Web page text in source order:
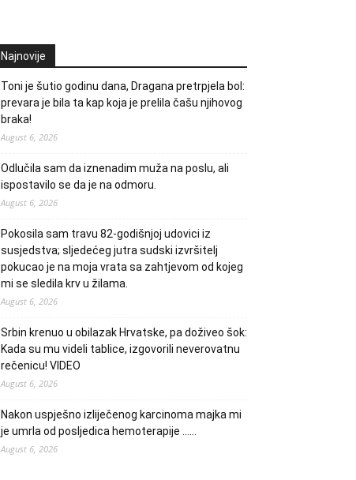
Najnovije
Toni je šutio godinu dana, Dragana pretrpjela bol:
prevara je bila ta kap koja je prelila čašu njihovog
braka!
August 6, 2026
Odlučila sam da iznenadim muža na poslu, ali
ispostavilo se da je na odmoru.
August 6, 2026
Pokosila sam travu 82-godišnjoj udovici iz
susjedstva; sljedećeg jutra sudski izvršitelj
pokucao je na moja vrata sa zahtjevom od kojeg
mi se sledila krv u žilama.
August 6, 2026
Srbin krenuo u obilazak Hrvatske, pa doživeo šok:
Kada su mu videli tablice, izgovorili neverovatnu
rečenicu! VIDEO
August 6, 2026
Nakon uspješno izliječenog karcinoma majka mi
je umrla od posljedica hemoterapije ……
August 6, 2026